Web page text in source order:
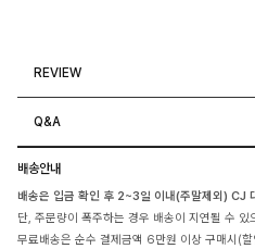
REVIEW
Q&A
배송안내
배송은 입금 확인 후 2~3일 이내(주말제외) CJ
단, 주문량이 폭주하는 경우 배송이 지연될 수 있
무료배송은 순수 결제금액 6만원 이상 구매시(